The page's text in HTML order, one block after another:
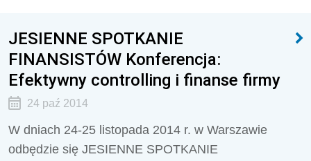
JESIENNE SPOTKANIE
FINANSISTÓW Konferencja:
Efektywny controlling i finanse firmy
24 paź 2014
W dniach 24-25 listopada 2014 r. w Warszawie
odbędzie się JESIENNE SPOTKANIE